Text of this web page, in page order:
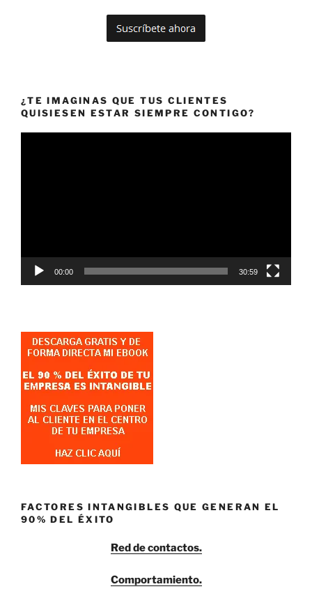
¿TE IMAGINAS QUE TUS CLIENTES
QUISIESEN ESTAR SIEMPRE CONTIGO?
00:00 30:59
FACTORES INTANGIBLES QUE GENERAN EL
90% DEL ÉXITO
Red de contactos.
Comportamiento.